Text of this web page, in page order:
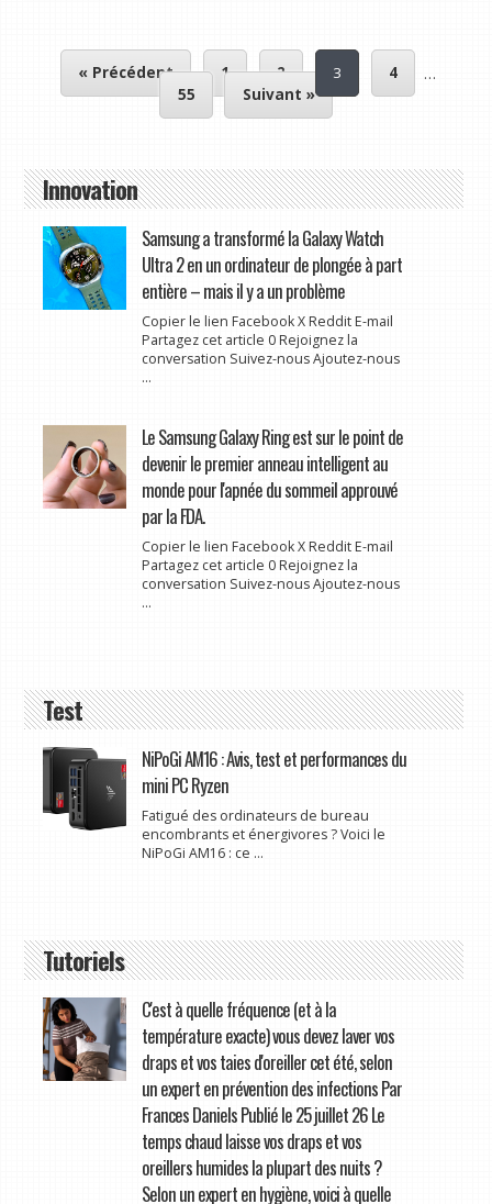
« Précédent 1 2 3 4
…
55
Suivant »
Innovation
Samsung a transformé la Galaxy Watch
Ultra 2 en un ordinateur de plongée à part
entière – mais il y a un problème
Copier le lien Facebook X Reddit E-mail
Partagez cet article 0 Rejoignez la
conversation Suivez-nous Ajoutez-nous
...
Le Samsung Galaxy Ring est sur le point de
devenir le premier anneau intelligent au
monde pour l'apnée du sommeil approuvé
par la FDA.
Copier le lien Facebook X Reddit E-mail
Partagez cet article 0 Rejoignez la
conversation Suivez-nous Ajoutez-nous
...
Test
NiPoGi AM16 : Avis, test et performances du
mini PC Ryzen
Fatigué des ordinateurs de bureau
encombrants et énergivores ? Voici le
NiPoGi AM16 : ce ...
Tutoriels
C'est à quelle fréquence (et à la
température exacte) vous devez laver vos
draps et vos taies d'oreiller cet été, selon
un expert en prévention des infections Par
Frances Daniels Publié le 25 juillet 26 Le
temps chaud laisse vos draps et vos
oreillers humides la plupart des nuits ?
Selon un expert en hygiène, voici à quelle